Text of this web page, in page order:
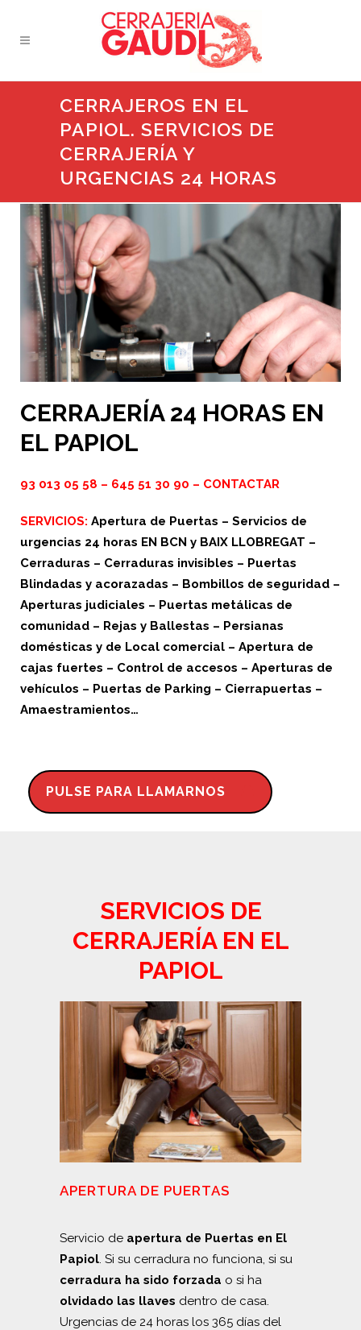
CERRAJEROS EN EL
PAPIOL. SERVICIOS DE
CERRAJERÍA Y
URGENCIAS 24 HORAS
CERRAJERÍA 24 HORAS EN
EL PAPIOL
93 013 05 58 – 645 51 30 90 – CONTACTAR
SERVICIOS: Apertura de Puertas – Servicios de
urgencias 24 horas EN BCN y BAIX LLOBREGAT –
Cerraduras – Cerraduras invisibles – Puertas
Blindadas y acorazadas – Bombillos de seguridad –
Aperturas judiciales – Puertas metálicas de
comunidad – Rejas y Ballestas – Persianas
domésticas y de Local comercial – Apertura de
cajas fuertes – Control de accesos – Aperturas de
vehículos – Puertas de Parking – Cierrapuertas –
Amaestramientos…
PULSE PARA LLAMARNOS
SERVICIOS DE
CERRAJERÍA EN EL
PAPIOL
APERTURA DE PUERTAS
Servicio de apertura de Puertas en El
Papiol. Si su cerradura no funciona, si su
cerradura ha sido forzada o si ha
olvidado las llaves dentro de casa.
Urgencias de 24 horas los 365 días del